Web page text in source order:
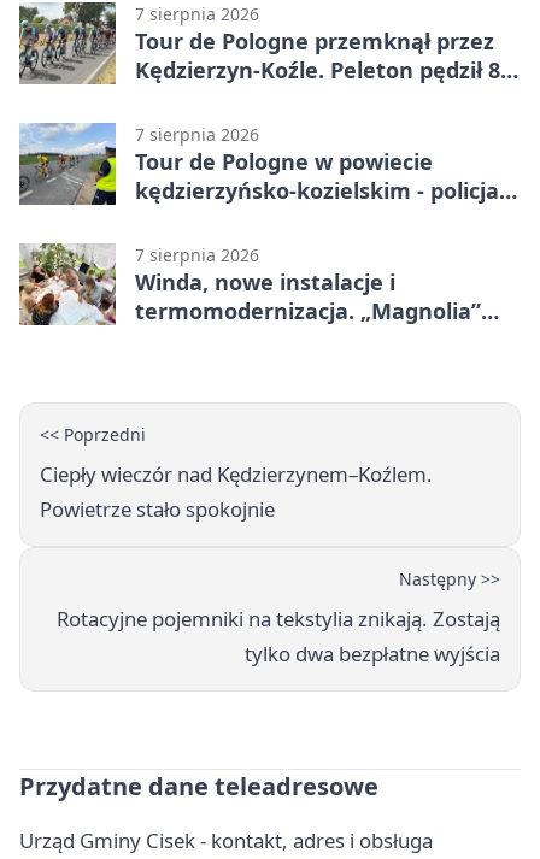
7 sierpnia 2026
Tour de Pologne przemknął przez
Kędzierzyn-Koźle. Peleton pędził 80
7 sierpnia 2026
Tour de Pologne w powiecie
kędzierzyńsko-kozielskim - policja
7 sierpnia 2026
Winda, nowe instalacje i
termomodernizacja. „Magnolia”
<< Poprzedni
Ciepły wieczór nad Kędzierzynem–Koźlem.
Powietrze stało spokojnie
Następny >>
Rotacyjne pojemniki na tekstylia znikają. Zostają
tylko dwa bezpłatne wyjścia
Przydatne dane teleadresowe
Urząd Gminy Cisek - kontakt, adres i obsługa